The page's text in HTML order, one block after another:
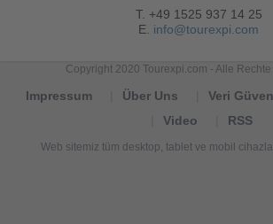
T. +49 1525 937 14 25
E. info@tourexpi.com
Copyright 2020 Tourexpi.com - Alle
Impressum Über Uns Veri
Video
RSS
Web sitemiz tüm desktop, tablet ve mobil